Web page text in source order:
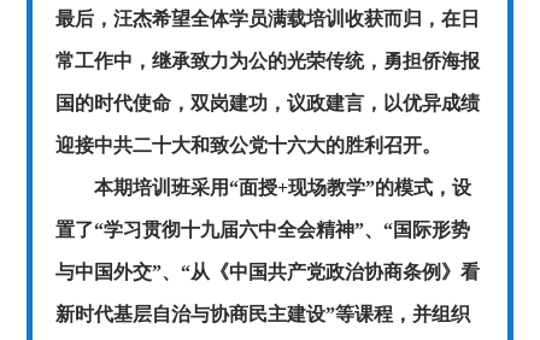
最后，汪杰希望全体学员满载培训收获而归，在日
常工作中，继承致力为公的光荣传统，勇担侨海报
国的时代使命，双岗建功，议政建言，以优异成绩
迎接中共二十大和致公党十六大的胜利召开。
本期培训班采用“面授+现场教学”的模式，设
置了“学习贯彻十九届六中全会精神”、“国际形势
与中国外交”、“从《中国共产党政治协商条例》看
新时代基层自治与协商民主建设”等课程，并组织